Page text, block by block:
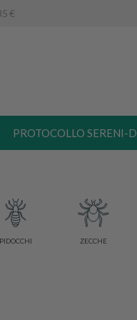
€
PROTOCOLLO SERENI-D
PIDOCCHI ZECCHE